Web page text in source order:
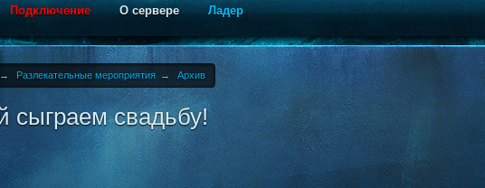
Подключение О сервере Ладер
→ Разлекательные мероприятия → Архив
сыграем свадьбу!